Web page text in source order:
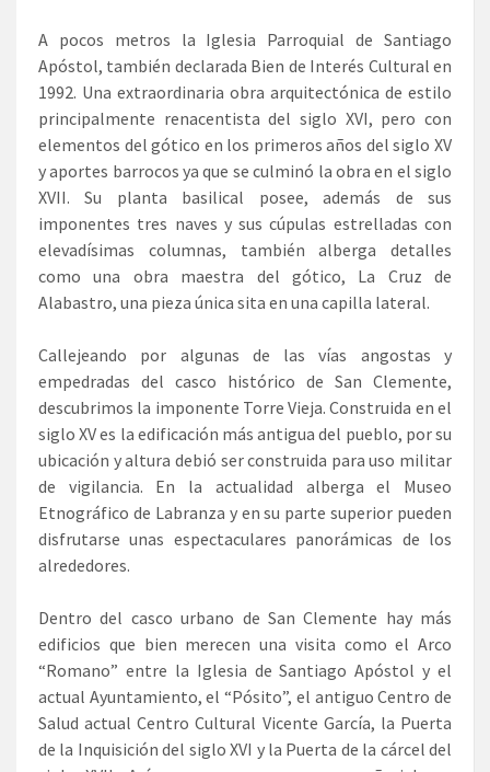
A pocos metros la Iglesia Parroquial de Santiago
Apóstol, también declarada Bien de Interés Cultural en
1992. Una extraordinaria obra arquitectónica de estilo
principalmente renacentista del siglo XVI, pero con
elementos del gótico en los primeros años del siglo XV
y aportes barrocos ya que se culminó la obra en el siglo
XVII. Su planta basilical posee, además de sus
imponentes tres naves y sus cúpulas estrelladas con
elevadísimas columnas, también alberga detalles
como una obra maestra del gótico, La Cruz de
Alabastro, una pieza única sita en una capilla lateral.
Callejeando por algunas de las vías angostas y
empedradas del casco histórico de San Clemente,
descubrimos la imponente Torre Vieja. Construida en el
siglo XV es la edificación más antigua del pueblo, por su
ubicación y altura debió ser construida para uso militar
de vigilancia. En la actualidad alberga el Museo
Etnográfico de Labranza y en su parte superior pueden
disfrutarse unas espectaculares panorámicas de los
alrededores.
Dentro del casco urbano de San Clemente hay más
edificios que bien merecen una visita como el Arco
“Romano” entre la Iglesia de Santiago Apóstol y el
actual Ayuntamiento, el “Pósito”, el antiguo Centro de
Salud actual Centro Cultural Vicente García, la Puerta
de la Inquisición del siglo XVI y la Puerta de la cárcel del